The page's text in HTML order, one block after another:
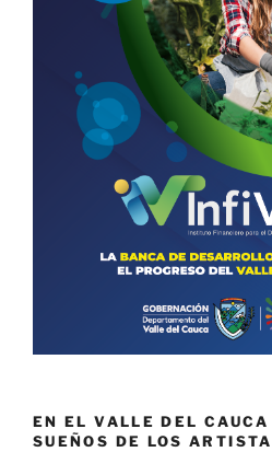
EN EL VALLE DEL
SUEÑOS DE LOS